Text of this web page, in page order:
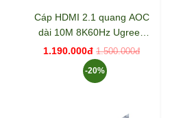
Cáp HDMI 2.1 quang AOC
dài 10M 8K60Hz Ugreen
55504 HD183
1.190.000đ 1.500.000đ
-20%